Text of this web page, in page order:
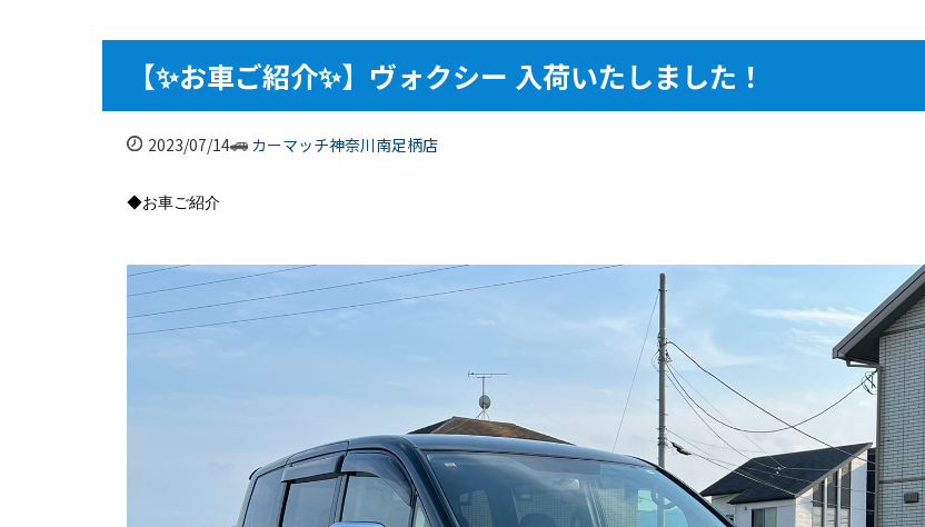
【✨お車ご紹介✨】ヴォクシー 入荷いたしました！
2023/07/14 カーマッチ神奈川南足柄店
◆お車ご紹介